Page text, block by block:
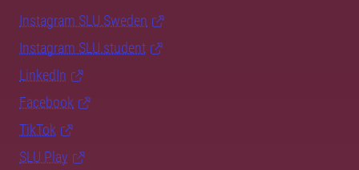
Instagram SLU.Sweden
Instagram SLU.student
LinkedIn
Facebook
TikTok
SLU Play